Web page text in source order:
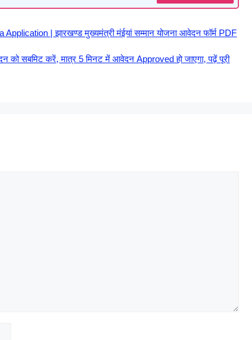
| झारखण्ड मुख्यमंत्री मंईयां सम्मान योजना आवेदन फॉर्म PDF
सबमिट करें, मात्र 5 मिनट में आवेदन Approved हो जाएगा, पढ़ें पूरी